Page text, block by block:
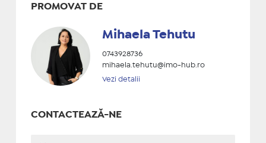
PROMOVAT DE
Mihaela Tehutu
0743928736
mihaela.tehutu@imo-hub.ro
Vezi detalii
CONTACTEAZĂ-NE